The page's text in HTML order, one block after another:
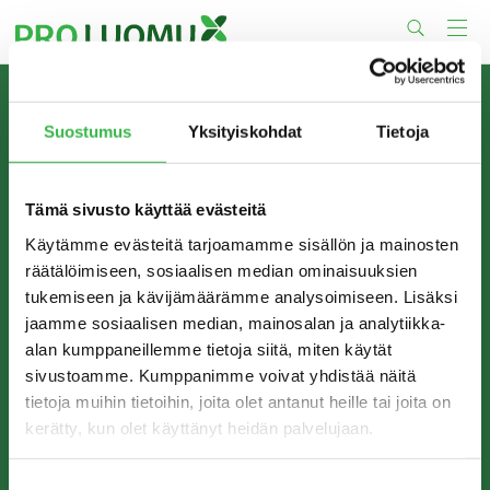
Suostumus Yksityiskohdat Tietoja
Tämä sivusto käyttää evästeitä
Käytämme evästeitä tarjoamamme sisällön ja mainosten
räätälöimiseen, sosiaalisen median ominaisuuksien
tukemiseen ja kävijämäärämme analysoimiseen. Lisäksi
jaamme sosiaalisen median, mainosalan ja analytiikka-
alan kumppaneillemme tietoja siitä, miten käytät
sivustoamme. Kumppanimme voivat yhdistää näitä
tietoja muihin tietoihin, joita olet antanut heille tai joita on
kerätty, kun olet käyttänyt heidän palvelujaan.
to
content
TIETOA MEISTÄ
Pro Luomu on luomualan yhteistyöorganisaatio, joka